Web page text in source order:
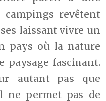
campings revêtent
laissant vivre un
pays où la nature
paysage fascinant.
autant pas que
ne permet pas de